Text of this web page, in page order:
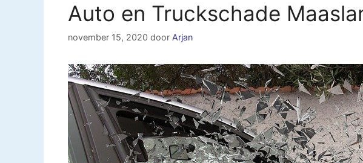
Auto en Truckschade
november 15, 2020 door Arjan